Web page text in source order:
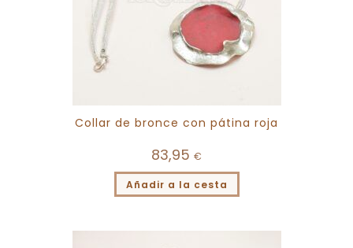
Collar de bronce con pátina roja
83,95 €
Añadir a la cesta